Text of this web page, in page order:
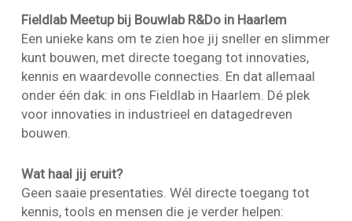
Fieldlab Meetup bij Bouwlab R&Do in Haarlem
Een unieke kans om te zien hoe jij sneller en slimmer
kunt bouwen, met directe toegang tot innovaties,
kennis en waardevolle connecties. En dat allemaal
onder één dak: in ons Fieldlab in Haarlem. Dé plek
voor innovaties in industrieel en datagedreven
bouwen.
Wat haal jij eruit?
Geen saaie presentaties. Wél directe toegang tot
kennis, tools en mensen die je verder helpen: